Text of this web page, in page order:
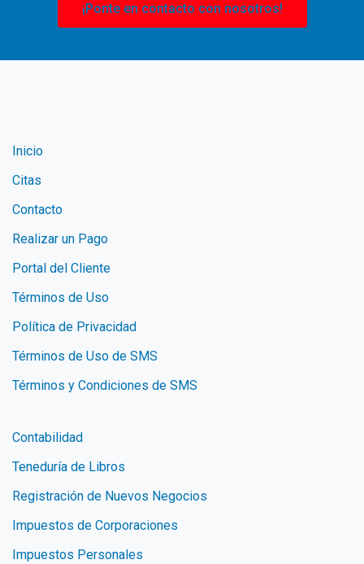
¡Ponte en contacto con nosotros!
Inicio
Citas
Contacto
Realizar un Pago
Portal del Cliente
Términos de Uso
Política de Privacidad
Términos de Uso de SMS
Términos y Condiciones de SMS
Contabilidad
Teneduría de Libros
Registración de Nuevos Negocios
Impuestos de Corporaciones
Impuestos Personales